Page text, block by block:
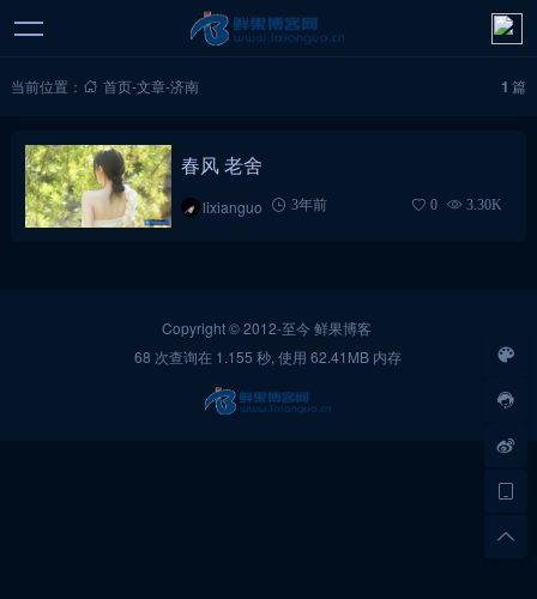
当前位置： 首页-文章-济南 1 篇
春风 老舍
lixianguo 3年前 0 3.30K
Copyright © 2012-至今 鲜果博客
68 次查询在 1.155 秒, 使用 62.41MB 内存